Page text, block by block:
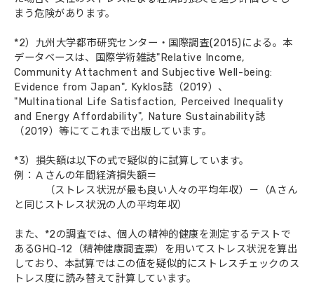
まう危険があります。
*2）九州大学都市研究センター・国際調査(2015)による。本
データベースは、国際学術雑誌"Relative Income,
Community Attachment and Subjective Well-being:
Evidence from Japan", Kyklos誌（2019）、
"Multinational Life Satisfaction, Perceived Inequality
and Energy Affordability", Nature Sustainability誌
（2019）等にてこれまで出版しています。
*3）損失額は以下の式で疑似的に試算しています。
例：Ａさんの年間経済損失額＝
（ストレス状況が最も良い人々の平均年収）－（Aさん
と同じストレス状況の人の平均年収）
また、*2の調査では、個人の精神的健康を測定するテストで
あるGHQ-12（精神健康調査票）を用いてストレス状況を算出
しており、本試算ではこの値を疑似的にストレスチェックのス
トレス度に読み替えて計算しています。